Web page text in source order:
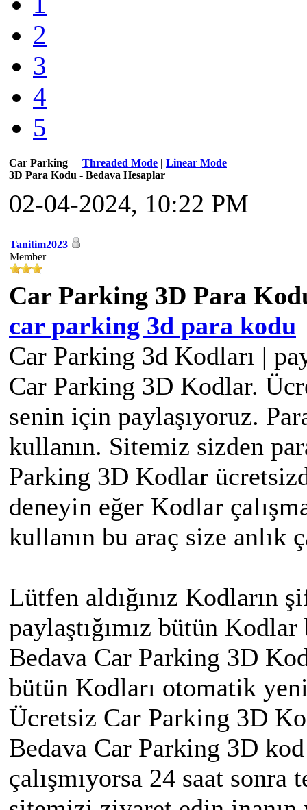
2
3
4
5
Threaded Mode | Linear Mode
Car Parking
3D Para Kodu - Bedava Hesaplar
02-04-2024, 10:22 PM
Tanitim2023
Member
Car Parking 3D Para
car parking 3d para kodu
Car Parking 3d Kodları |
Car Parking 3D Kodlar.
senin için paylaşıyoruz.
kullanın. Sitemiz sizden
Parking 3D Kodlar
deneyin eğer Kodlar
kullanın bu araç size anlık
Lütfen aldığınız Kodların
paylaştığımız bütün
Bedava Car Parking 3D
bütün Kodları otomatik
Ücretsiz Car Parking 3D
Bedava Car Parking 3D
çalışmıyorsa 24 saat sonra